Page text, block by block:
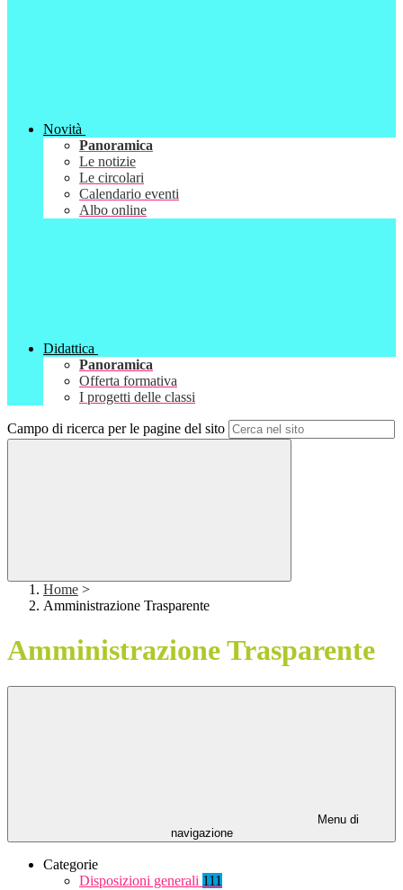
Novità
Panoramica
Le notizie
Le circolari
Calendario eventi
Albo online
Didattica
Panoramica
Offerta formativa
I progetti delle classi
Campo di ricerca per le pagine del sito
Home >
Amministrazione Trasparente
Amministrazione Trasparente
Menu di
navigazione
Categorie
Disposizioni generali 111